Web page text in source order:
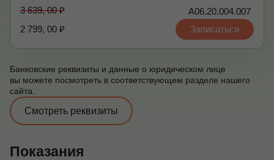
А06.20.004.007
3 639, 00 ₽
2 799, 00 ₽
Записаться
Банковские реквизиты и данные о юридическом лице
вы можете посмотреть в соответствующем разделе нашего
сайта.
Смотреть реквизиты
Показания